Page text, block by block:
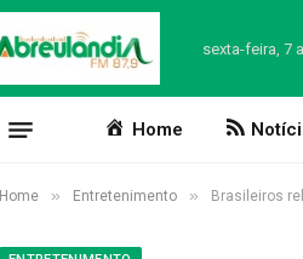
sexta-feira, 7
Home
Home » Entretenimento » Brasileiros